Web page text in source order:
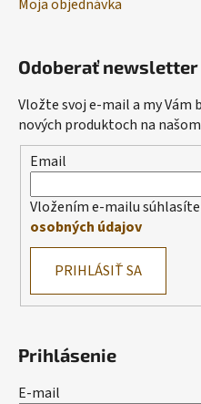
Moja objednávka
Odoberať newsletter
Vložte svoj e-mail a my Vám
nových produktoch na
Email
Vložením e-mailu súhlasíte
osobných údajov
PRIHLÁSIŤ SA
Prihlásenie
E-mail